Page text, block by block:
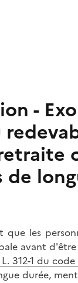
-
que les
avant
312-1 du
durée,